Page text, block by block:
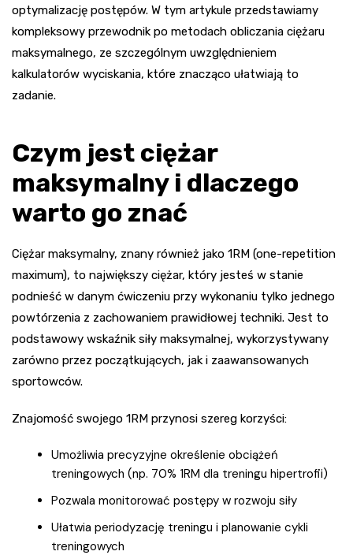
optymalizację postępów. W tym artykule przedstawiamy
kompleksowy przewodnik po metodach obliczania ciężaru
maksymalnego, ze szczególnym uwzględnieniem
kalkulatorów wyciskania, które znacząco ułatwiają to
zadanie.
Czym jest ciężar
maksymalny i dlaczego
warto go znać
Ciężar maksymalny, znany również jako 1RM (one-repetition
maximum), to największy ciężar, który jesteś w stanie
podnieść w danym ćwiczeniu przy wykonaniu tylko jednego
powtórzenia z zachowaniem prawidłowej techniki. Jest to
podstawowy wskaźnik siły maksymalnej, wykorzystywany
zarówno przez początkujących, jak i zaawansowanych
sportowców.
Znajomość swojego 1RM przynosi szereg korzyści:
Umożliwia precyzyjne określenie obciążeń
treningowych (np. 70% 1RM dla treningu hipertrofii)
Pozwala monitorować postępy w rozwoju siły
Ułatwia periodyzację treningu i planowanie cykli
treningowych